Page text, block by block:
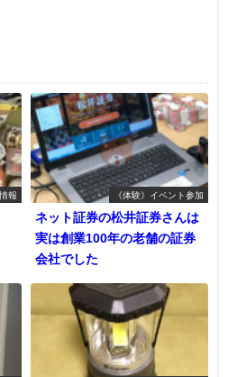
報 《体験》イベント参加
ネット証券の松井証券さんは
実は創業100年の老舗の証券
会社でした